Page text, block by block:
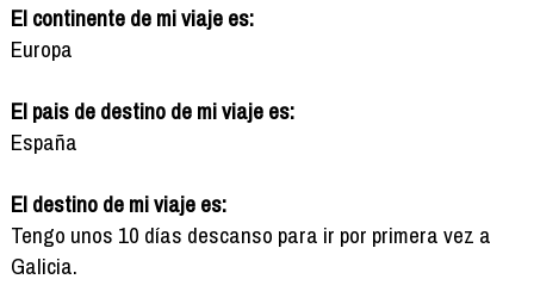
El continente de mi viaje es:
Europa
El pais de destino de mi viaje es:
España
El destino de mi viaje es:
Tengo unos 10 días descanso para ir por primera vez a
Galicia.